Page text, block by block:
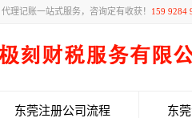
理记账一站式服务，咨询定有收获！ 159 9284
东莞注册公司流程 东